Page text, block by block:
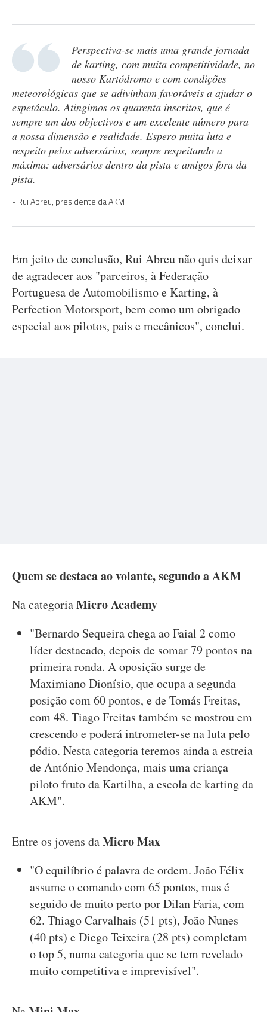
Perspectiva-se mais uma grande jornada
de karting, com muita competitividade, no
nosso Kartódromo e com condições
meteorológicas que se adivinham favoráveis a ajudar o
espetáculo. Atingimos os quarenta inscritos, que é
sempre um dos objectivos e um excelente número para
a nossa dimensão e realidade. Espero muita luta e
respeito pelos adversários, sempre respeitando a
máxima: adversários dentro da pista e amigos fora da
pista.
Rui Abreu, presidente da AKM
Em jeito de conclusão, Rui Abreu não quis deixar
de agradecer aos "parceiros, à Federação
Portuguesa de Automobilismo e Karting, à
Perfection Motorsport, bem como um obrigado
especial aos pilotos, pais e mecânicos", conclui.
Quem se destaca ao volante, segundo a AKM
Na categoriaMicro Academy
"Bernardo Sequeira chega ao Faial 2 como
líder destacado, depois de somar 79 pontos na
primeira ronda. A oposição surge de
Maximiano Dionísio, que ocupa a segunda
posição com 60 pontos, e de Tomás Freitas,
com 48. Tiago Freitas também se mostrou em
crescendo e poderá intrometer-se na luta pelo
pódio. Nesta categoria teremos ainda a estreia
de António Mendonça, mais uma criança
piloto fruto da Kartilha, a escola de karting da
AKM".
Entre os jovens daMicro Max
"O equilíbrio é palavra de ordem. João Félix
assume o comando com 65 pontos, mas é
seguido de muito perto por Dilan Faria, com
62. Thiago Carvalhais (51 pts), João Nunes
(40 pts) e Diego Teixeira (28 pts) completam
o top 5, numa categoria que se tem revelado
muito competitiva e imprevisível".